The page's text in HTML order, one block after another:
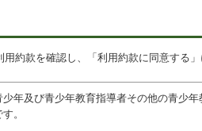
約款を確認し、「利用約款に同意する
年及び青少年教育指導者その他の青少
。